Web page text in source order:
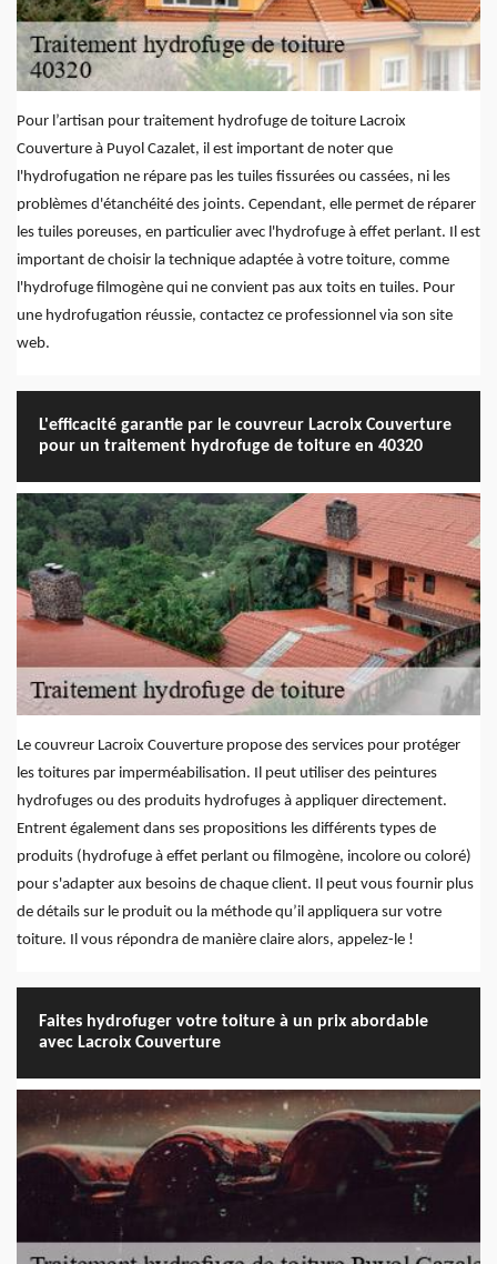
Pour l’artisan pour traitement hydrofuge de toiture Lacroix
Couverture à Puyol Cazalet, il est important de noter que
l'hydrofugation ne répare pas les tuiles fissurées ou cassées, ni les
problèmes d'étanchéité des joints. Cependant, elle permet de réparer
les tuiles poreuses, en particulier avec l'hydrofuge à effet perlant. Il est
important de choisir la technique adaptée à votre toiture, comme
l'hydrofuge filmogène qui ne convient pas aux toits en tuiles. Pour
une hydrofugation réussie, contactez ce professionnel via son site
web.
L'efficacité garantie par le couvreur Lacroix Couverture
pour un traitement hydrofuge de toiture en 40320
Le couvreur Lacroix Couverture propose des services pour protéger
les toitures par imperméabilisation. Il peut utiliser des peintures
hydrofuges ou des produits hydrofuges à appliquer directement.
Entrent également dans ses propositions les différents types de
produits (hydrofuge à effet perlant ou filmogène, incolore ou coloré)
pour s'adapter aux besoins de chaque client. Il peut vous fournir plus
de détails sur le produit ou la méthode qu’il appliquera sur votre
toiture. Il vous répondra de manière claire alors, appelez-le !
Faites hydrofuger votre toiture à un prix abordable
avec Lacroix Couverture